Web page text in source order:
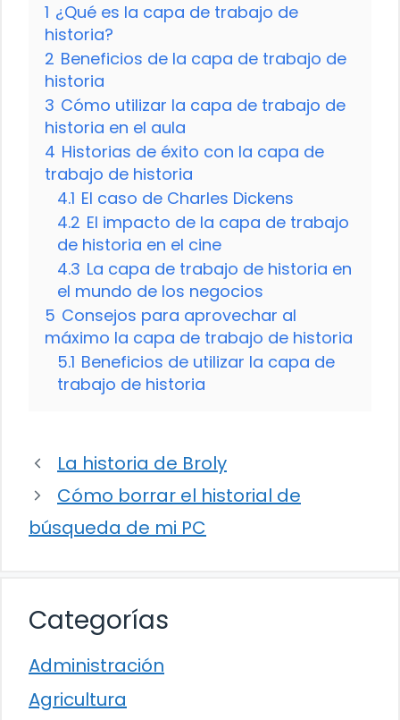
1 ¿Qué es la capa de trabajo de
historia?
2 Beneficios de la capa de trabajo de
historia
3 Cómo utilizar la capa de trabajo de
historia en el aula
4 Historias de éxito con la capa de
trabajo de historia
4.1 El caso de Charles Dickens
4.2 El impacto de la capa de trabajo
de historia en el cine
4.3 La capa de trabajo de historia en
el mundo de los negocios
5 Consejos para aprovechar al
máximo la capa de trabajo de historia
5.1 Beneficios de utilizar la capa de
trabajo de historia
La historia de Broly
Cómo borrar el historial de
búsqueda de mi PC
Categorías
Administración
Agricultura